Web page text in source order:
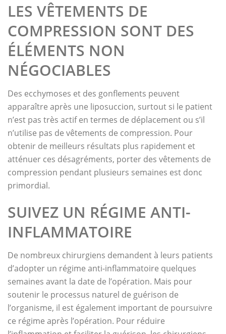
LES VÊTEMENTS DE
COMPRESSION SONT DES
ÉLÉMENTS NON
NÉGOCIABLES
Des ecchymoses et des gonflements peuvent
apparaître après une liposuccion, surtout si le patient
n’est pas très actif en termes de déplacement ou s’il
n’utilise pas de vêtements de compression. Pour
obtenir de meilleurs résultats plus rapidement et
atténuer ces désagréments, porter des vêtements de
compression pendant plusieurs semaines est donc
primordial.
SUIVEZ UN RÉGIME ANTI-
INFLAMMATOIRE
De nombreux chirurgiens demandent à leurs patients
d’adopter un régime anti-inflammatoire quelques
semaines avant la date de l’opération. Mais pour
soutenir le processus naturel de guérison de
l’organisme, il est également important de poursuivre
ce régime après l’opération. Pour réduire